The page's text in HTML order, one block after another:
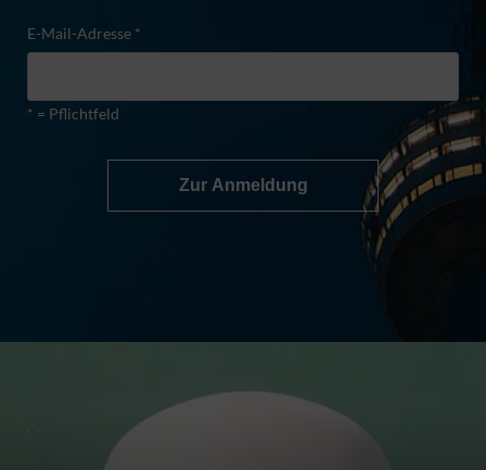
E-Mail-Adresse *
* = Pflichtfeld
Zur Anmeldung